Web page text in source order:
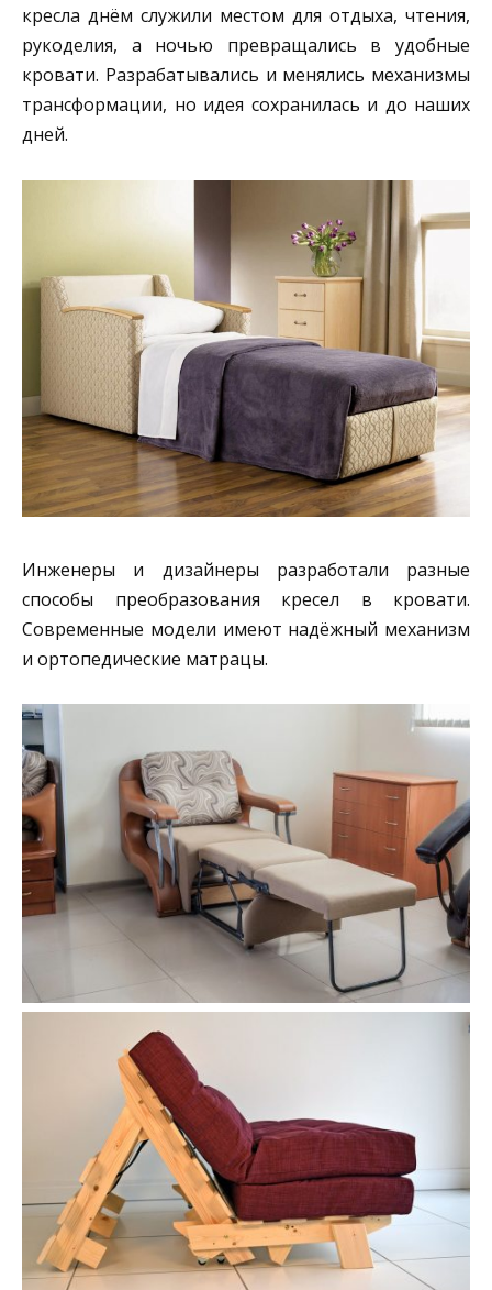
кресла днём служили местом для отдыха, чтения,
рукоделия, а ночью превращались в удобные
кровати. Разрабатывались и менялись механизмы
трансформации, но идея сохранилась и до наших
дней.
Инженеры и дизайнеры разработали разные
способы преобразования кресел в кровати.
Современные модели имеют надёжный механизм
и ортопедические матрацы.